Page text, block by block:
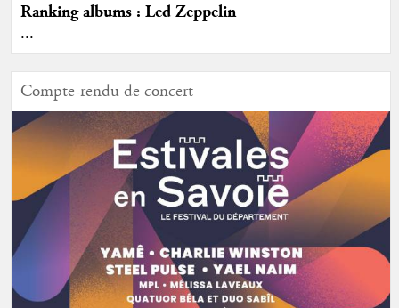
Ranking albums : Led Zeppelin
...
Compte-rendu de concert